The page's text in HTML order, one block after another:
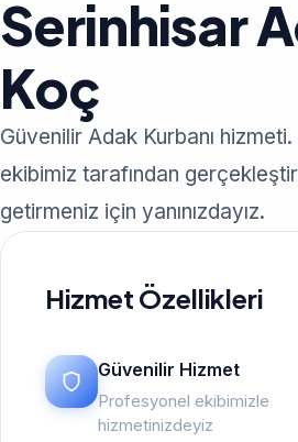
Serinhisar
Koç
Güvenilir Adak Kurbanı
ekibimiz tarafından
getirmeniz için yanınızdayız.
Hizmet Özellikleri
Güvenilir Hizmet
Profesyonel ekibimizle
hizmetinizdeyiz